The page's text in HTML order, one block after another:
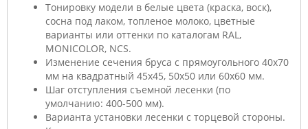
Тонировку модели в белые цвета (краска, воск),
сосна под лаком, топленое молоко, цветные
варианты или оттенки по каталогам RAL,
MONICOLOR, NCS.
Изменение сечения бруса с прямоугольного 40х70
мм на квадратный 45х45, 50х50 или 60х60 мм.
Шаг отступления съемной лесенки (по
умолчанию: 400-500 мм).
Варианта установки лесенки с торцевой стороны.